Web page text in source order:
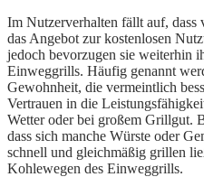
Im Nutzerverhalten fällt auf,
das Angebot zur kostenlosen
jedoch bevorzugen sie weiterhin
Einweggrills. Häufig genannt
Gewohnheit, die vermeintlich
Vertrauen in die
Wetter oder bei großem Grillgut.
dass sich manche Würste oder
schnell und gleichmäßig grillen
Kohlewegen des Einweggrills.